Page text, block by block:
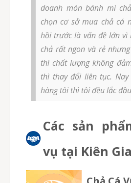
doanh món bánh mì
chọn cơ sở mua chả cá
hồi trước là vấn đề lớn
chả rất ngon và rẻ
thì chất lượng không
thì thay đổi liên tục.
hàng tôi thì tôi đều lắc
Các sản
vụ tại Kiên